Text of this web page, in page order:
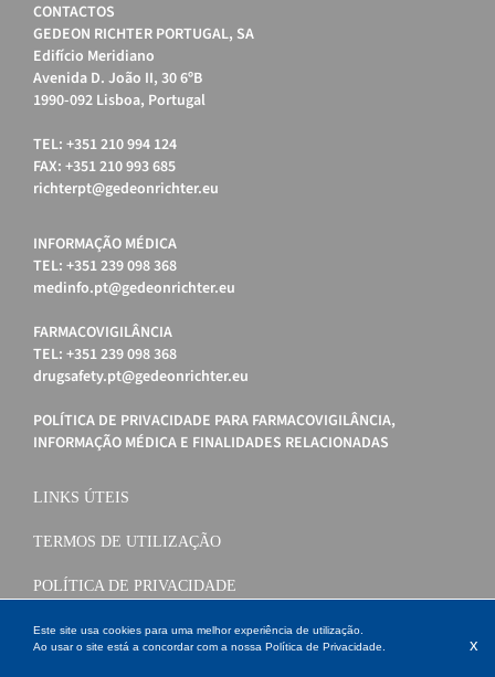
CONTACTOS
GEDEON RICHTER PORTUGAL, SA
Edifício Meridiano
Avenida D. João II, 30 6ºB
1990-092 Lisboa, Portugal
TEL: +351 210 994 124
FAX: +351 210 993 685
richterpt@gedeonrichter.eu
INFORMAÇÃO MÉDICA
TEL: +351 239 098 368
medinfo.pt@gedeonrichter.eu
FARMACOVIGILÂNCIA
TEL: +351 239 098 368
drugsafety.pt@gedeonrichter.eu
POLÍTICA DE PRIVACIDADE PARA FARMACOVIGILÂNCIA,
INFORMAÇÃO MÉDICA E FINALIDADES RELACIONADAS
LINKS ÚTEIS
TERMOS DE UTILIZAÇÃO
POLÍTICA DE PRIVACIDADE
POLÍTICA DE COOKIES
Este site usa cookies para uma melhor experiência de utilização.
Ao usar o site está a concordar com a nossa Política de Privacidade x